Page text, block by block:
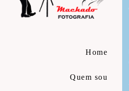
Home
Quem sou